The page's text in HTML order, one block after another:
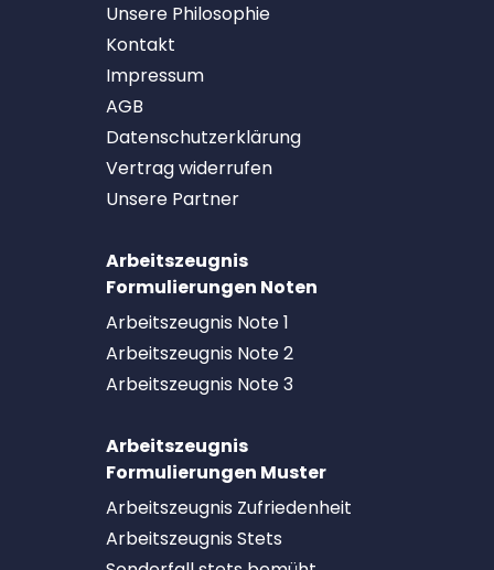
Unsere Philosophie
Kontakt
Impressum
AGB
Datenschutzerklärung
Vertrag widerrufen
Unsere Partner
Arbeitszeugnis
Formulierungen Noten
Arbeitszeugnis Note 1
Arbeitszeugnis Note 2
Arbeitszeugnis Note 3
Arbeitszeugnis
Formulierungen Muster
Arbeitszeugnis Zufriedenheit
Arbeitszeugnis Stets